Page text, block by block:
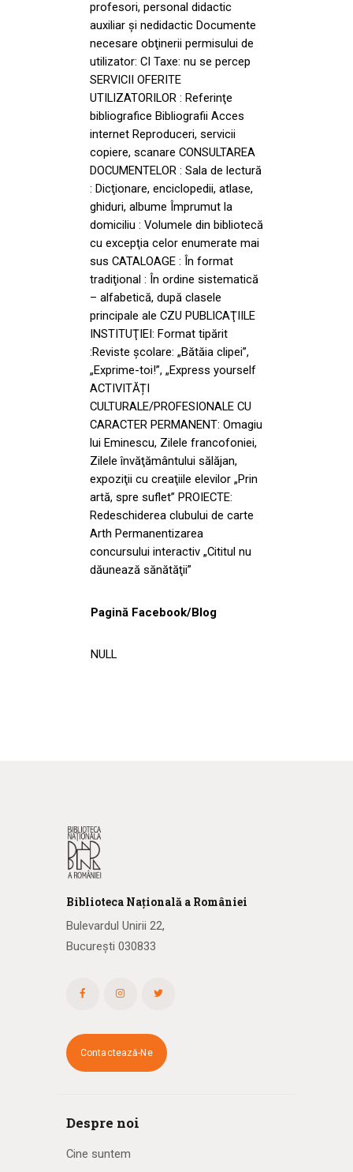
profesori, personal didactic
auxiliar şi nedidactic Documente
necesare obţinerii permisului de
utilizator: CI Taxe: nu se percep
SERVICII OFERITE
UTILIZATORILOR : Referinţe
bibliografice Bibliografii Acces
internet Reproduceri, servicii
copiere, scanare CONSULTAREA
DOCUMENTELOR : Sala de lectură
: Dicţionare, enciclopedii, atlase,
ghiduri, albume Împrumut la
domiciliu : Volumele din bibliotecă
cu excepţia celor enumerate mai
sus CATALOAGE : În format
tradiţional : În ordine sistematică
– alfabetică, după clasele
principale ale CZU PUBLICAŢIILE
INSTITUŢIEI: Format tipărit
:Reviste şcolare: „Bătăia clipei”,
„Exprime-toi!”, „Express yourself
ACTIVITĂȚI
CULTURALE/PROFESIONALE CU
CARACTER PERMANENT: Omagiu
lui Eminescu, Zilele francofoniei,
Zilele învăţământului sălăjan,
expoziţii cu creaţiile elevilor „Prin
artă, spre suflet” PROIECTE:
Redeschiderea clubului de carte
Arth Permanentizarea
concursului interactiv „Cititul nu
dăunează sănătăţii”
Pagină Facebook/Blog
NULL
Biblioteca Națională a României
Bulevardul Unirii 22,
București 030833
Contactează-Ne
Despre noi
Cine suntem